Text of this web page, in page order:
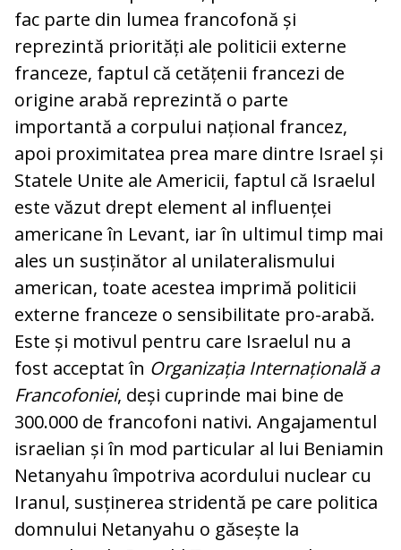
fac parte din lumea francofonă și
reprezintă priorități ale politicii externe
franceze, faptul că cetățenii francezi de
origine arabă reprezintă o parte
importantă a corpului național francez,
apoi proximitatea prea mare dintre Israel și
Statele Unite ale Americii, faptul că Israelul
este văzut drept element al influenței
americane în Levant, iar în ultimul timp mai
ales un susținător al unilateralismului
american, toate acestea imprimă politicii
externe franceze o sensibilitate pro-arabă.
Este și motivul pentru care Israelul nu a
fost acceptat în Organizația Internațională a
Francofoniei, deși cuprinde mai bine de
300.000 de francofoni nativi. Angajamentul
israelian și în mod particular al lui Beniamin
Netanyahu împotriva acordului nuclear cu
Iranul, susținerea stridentă pe care politica
domnului Netanyahu o găsește la